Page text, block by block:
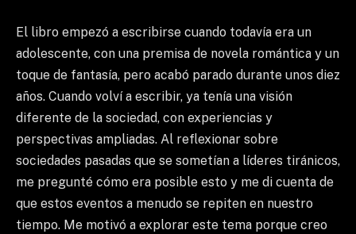
El libro empezó a escribirse cuando todavía era un
adolescente, con una premisa de novela romántica y un
toque de fantasía, pero acabó parado durante unos diez
años. Cuando volví a escribir, ya tenía una visión
diferente de la sociedad, con experiencias y
perspectivas ampliadas. Al reflexionar sobre
sociedades pasadas que se sometían a líderes tiránicos,
me pregunté cómo era posible esto y me di cuenta de
que estos eventos a menudo se repiten en nuestro
tiempo. Me motivó a explorar este tema porque creo